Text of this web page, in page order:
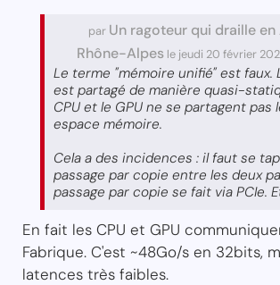
par Un ragoteur qui draille
Rhône-Alpes le jeudi 20 février
Le terme "mémoire unifié" est faux.
est partagé de manière quasi-
CPU et le GPU ne se partagent pas
espace mémoire.
Cela a des incidences : il faut se
passage par copie entre les deux
passage par copie se fait via PCIe.
En fait les CPU et GPU
Fabrique. C'est ~48Go/s en 32bits,
latences très faibles.